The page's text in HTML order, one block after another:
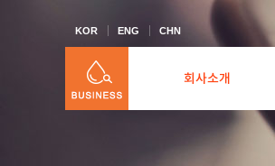
KOR ENG CHN
회사소개